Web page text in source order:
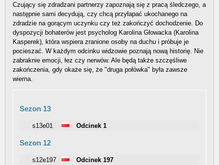
Czujący się zdradzani partnerzy zapoznają się z pracą śledczego, a
następnie sami decydują, czy chcą przyłapać ukochanego na
zdradzie na gorącym uczynku czy też zakończyć dochodzenie. Do
dyspozycji bohaterów jest psycholog Karolina Głowacka (Karolina
Kasperek), która wspiera zranione osoby na duchu i próbuje je
pocieszać. W każdym odcinku widzowie poznają nową historię. Nie
zabraknie emocji, łez czy nerwów. Ale będą także szczęśliwe
zakończenia, gdy okaże się, że "druga połówka" była zawsze
wierna.
Sezon 13
s13e01 Odcinek 1
Sezon 12
s12e197
Odcinek 197